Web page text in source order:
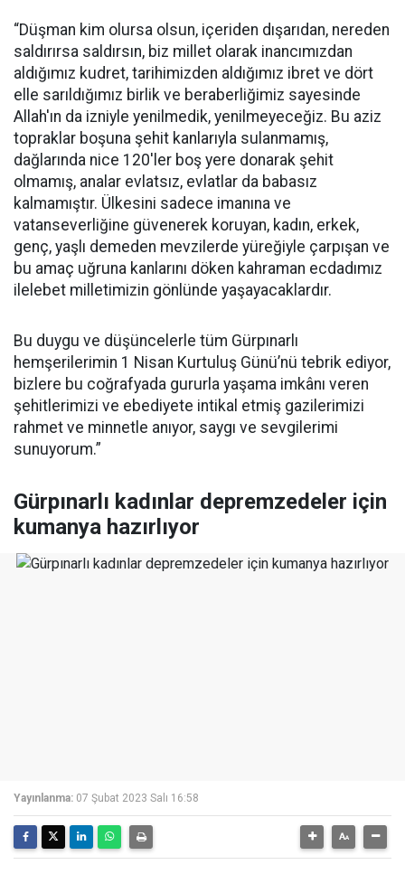
“Düşman kim olursa olsun, içeriden dışarıdan, nereden
saldırırsa saldırsın, biz millet olarak inancımızdan
aldığımız kudret, tarihimizden aldığımız ibret ve dört
elle sarıldığımız birlik ve beraberliğimiz sayesinde
Allah'ın da izniyle yenilmedik, yenilmeyeceğiz. Bu aziz
topraklar boşuna şehit kanlarıyla sulanmamış,
dağlarında nice 120'ler boş yere donarak şehit
olmamış, analar evlatsız, evlatlar da babasız
kalmamıştır. Ülkesini sadece imanına ve
vatanseverliğine güvenerek koruyan, kadın, erkek,
genç, yaşlı demeden mevzilerde yüreğiyle çarpışan ve
bu amaç uğruna kanlarını döken kahraman ecdadımız
ilelebet milletimizin gönlünde yaşayacaklardır.
Bu duygu ve düşüncelerle tüm Gürpınarlı
hemşerilerimin 1 Nisan Kurtuluş Günü’nü tebrik ediyor,
bizlere bu coğrafyada gururla yaşama imkânı veren
şehitlerimizi ve ebediyete intikal etmiş gazilerimizi
rahmet ve minnetle anıyor, saygı ve sevgilerimi
sunuyorum.”
Gürpınarlı kadınlar depremzedeler için
kumanya hazırlıyor
Yayınlanma: 07 Şubat 2023 Salı 16:58